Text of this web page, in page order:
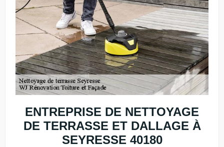
ENTREPRISE DE NETTOYAGE
DE TERRASSE ET DALLAGE À
SEYRESSE 40180